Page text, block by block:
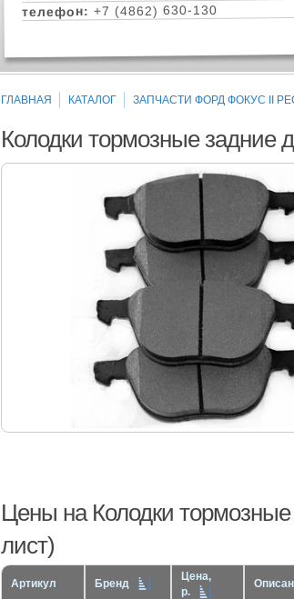
телефон: +7 (4862) 630-130
ГЛАВНАЯ КАТАЛОГ ЗАПЧАСТИ ФОРД ФОКУС II
Колодки тормозные задние
Цены на Колодки
лист)
Артикул Бренд
Цена,
р.